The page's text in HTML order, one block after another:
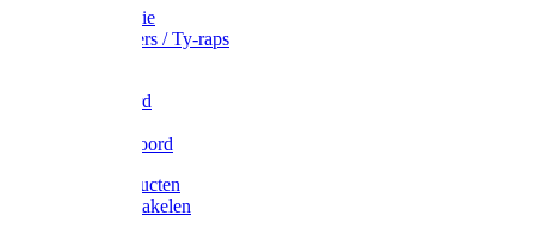
Tape en folie
Kabelbinders / Ty-raps
Metselkoord
Elastisch koord
Afdekproducten
Heffen en takelen